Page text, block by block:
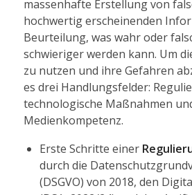
massenhafte Erstellung von
hochwertig erscheinenden
Beurteilung, was wahr oder
schwieriger werden kann. Um
zu nutzen und ihre Gefahren
es drei Handlungsfelder:
technologische Maßnahmen
Medienkompetenz.
Erste Schritte einer
durch die
(DSGVO) von 2018, den